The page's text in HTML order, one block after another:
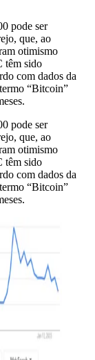
pode ser
que, ao
otimismo
têm sido
com dados da
“Bitcoin”
pode ser
que, ao
otimismo
têm sido
com dados da
“Bitcoin”